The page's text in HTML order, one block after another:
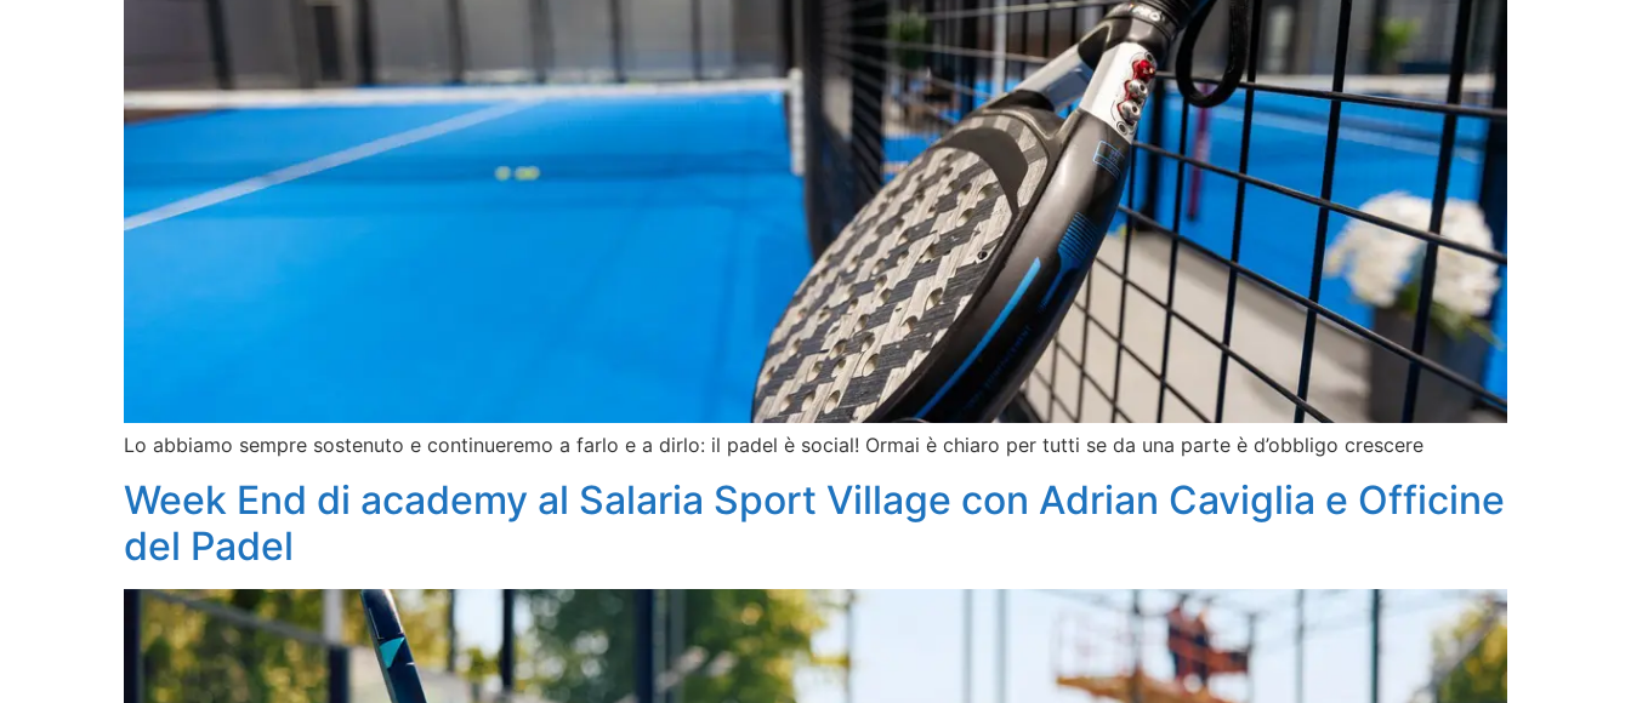
Lo abbiamo sempre sostenuto e continueremo a farlo e a dirlo: il padel è social! Ormai è chiaro per tutti se da una parte è d’obbligo crescere
Week End di academy al Salaria Sport Village con Adrian Caviglia e Officine
del Padel